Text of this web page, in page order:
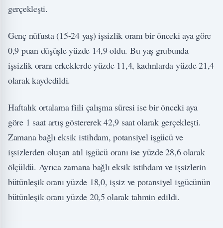
gerçekleşti.
Genç nüfusta (15-24 yaş) işsizlik oranı bir önceki aya göre
0,9 puan düşüşle yüzde 14,9 oldu. Bu yaş grubunda
işsizlik oranı erkeklerde yüzde 11,4, kadınlarda yüzde 21,4
olarak kaydedildi.
Haftalık ortalama fiili çalışma süresi ise bir önceki aya
göre 1 saat artış göstererek 42,9 saat olarak gerçekleşti.
Zamana bağlı eksik istihdam, potansiyel işgücü ve
işsizlerden oluşan atıl işgücü oranı ise yüzde 28,6 olarak
ölçüldü. Ayrıca zamana bağlı eksik istihdam ve işsizlerin
bütünleşik oranı yüzde 18,0, işsiz ve potansiyel işgücünün
bütünleşik oranı yüzde 20,5 olarak tahmin edildi.